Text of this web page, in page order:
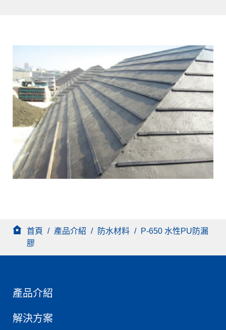
首頁 / 產品介紹 / 防水材料 /
P-650 水性PU防漏
膠
產品介紹
解決方案